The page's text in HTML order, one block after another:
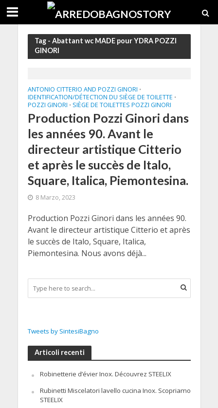
Tag - Abattant wc MADE pour YDRA POZZI
GINORI
ANTONIO CITTERIO AND POZZI GINORI •
IDENTIFICATION/DÉTECTION DU SIÈGE DE TOILETTE •
POZZI GINORI • SIÈGE DE TOILETTES POZZI GINORI
Production Pozzi Ginori dans
les années 90. Avant le
directeur artistique Citterio
et après le succès de Italo,
Square, Italica, Piemontesina.
8 Marzo, 2023
Production Pozzi Ginori dans les années 90.
Avant le directeur artistique Citterio et après
le succès de Italo, Square, Italica,
Piemontesina. Nous avons déjà...
Tweets by SintesiBagno
Articoli recenti
Robinetterie d’évier Inox. Découvrez STEELIX
Rubinetti Miscelatori lavello cucina Inox. Scopriamo
STEELIX